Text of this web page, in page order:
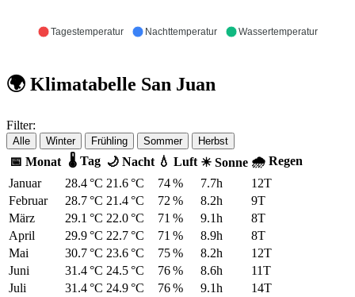
Tagestemperatur Nachttemperatur Wassertemperatur
🌍 Klimatabelle San Juan
Filter:
Alle Winter Frühling Sommer Herbst
📅 Monat 🌡 Tag 🌙 Nacht 💧 Luft ☀ Sonne 🌧 Regen
Januar
28.4 °C 21.6 °C 74 % 7.7h
12T
Februar
28.7 °C 21.4 °C 72 % 8.2h
9T
März
29.1 °C 22.0 °C 71 % 9.1h
8T
April
29.9 °C 22.7 °C 71 % 8.9h
8T
Mai
30.7 °C 23.6 °C 75 % 8.2h
12T
Juni
31.4 °C 24.5 °C 76 % 8.6h
11T
Juli
31.4 °C 24.9 °C 76 % 9.1h
14T